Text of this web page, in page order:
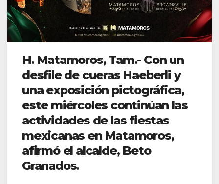
H. Matamoros, Tam.- Con un
desfile de cueras Haeberli y
una exposición pictográfica,
este miércoles continúan las
actividades de las fiestas
mexicanas en Matamoros,
afirmó el alcalde, Beto
Granados.